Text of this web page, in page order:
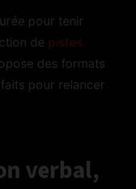
pour tenir
de pistes
des formats
pour relancer
verbal,